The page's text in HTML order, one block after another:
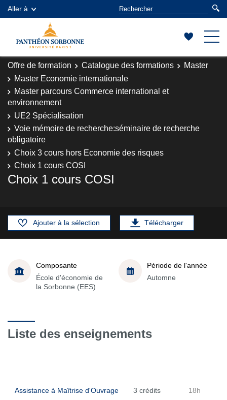
Aller à
Offre de formation Catalogue des formations
Master
Master Economie internationale
Master parcours Commerce international et
environnement
UE2 Spécialisation
Voie mémoire de recherche:séminaire de recherche
obligatoire
Choix 3 cours hors Economie des risques
Choix 1 cours COSI
Choix 1 cours COSI
Ajouter à la sélection Télécharger
Composante
École d'économie de
la Sorbonne (EES)
Période de l'année
Automne
Liste des enseignements
Assistance à Maîtrise d'Ouvrage 3 crédits 18h